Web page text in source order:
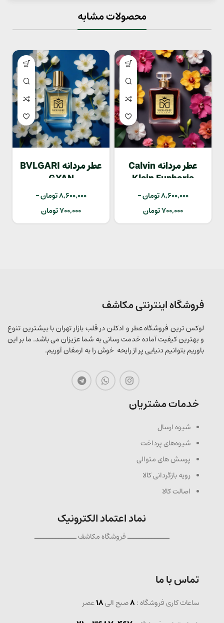
محصولات مشابه
عطر مردانه Calvin
Klein Euphoria
8,600,000تومان–
700,000تومان
عطر مردانه BVLGARI
GYAN
8,600,000تومان–
700,000تومان
فروشگاه اینترنتی مکاشف
لوکس ترین فروشگاه عطر و ادکلن در قلب بازار تهران با بیشترین تنوع
و بهترین کیفیت آماده خدمت رسانی به شما عزیزان می باشد. ما بر این
باوریم بتوانیم دنیایی پر از رایحه خوش را به ارمغان آوریم.
خدمات مشتریان
شیوه ارسال
شیوه‌های پرداخت
پرسش های متوالی
رویه بازگردانی کالا
اصالت کالا
نماد اعتماد الکترونیک
ــــــــــــــ فروشگاه مکاشف ــــــــــــــ
تماس با ما
ساعات کاری فروشگاه :8صبح الی18عصر